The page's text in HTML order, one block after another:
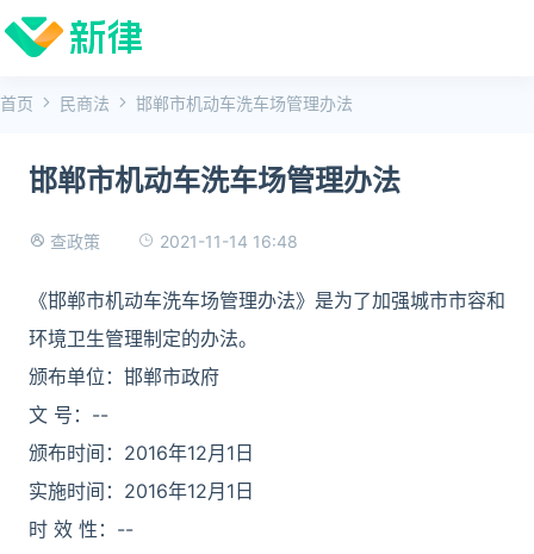
首页 民商法 邯郸市机动车洗车场管理办法
邯郸市机动车洗车场管理办法
查政策 2021-11-14 16:48
《邯郸市机动车洗车场管理办法》是为了加强城市市容和
环境卫生管理制定的办法。
颁布单位：邯郸市政府
文 号：--
颁布时间：2016年12月1日
实施时间：2016年12月1日
时 效 性：--